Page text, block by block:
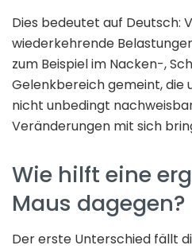
Dies bedeutet auf Deutsch:
wiederkehrende
zum Beispiel im Nacken-,
Gelenkbereich gemeint, die
nicht unbedingt
Veränderungen mit sich
Wie hilft eine
Maus dagegen?
Der erste Unterschied fällt